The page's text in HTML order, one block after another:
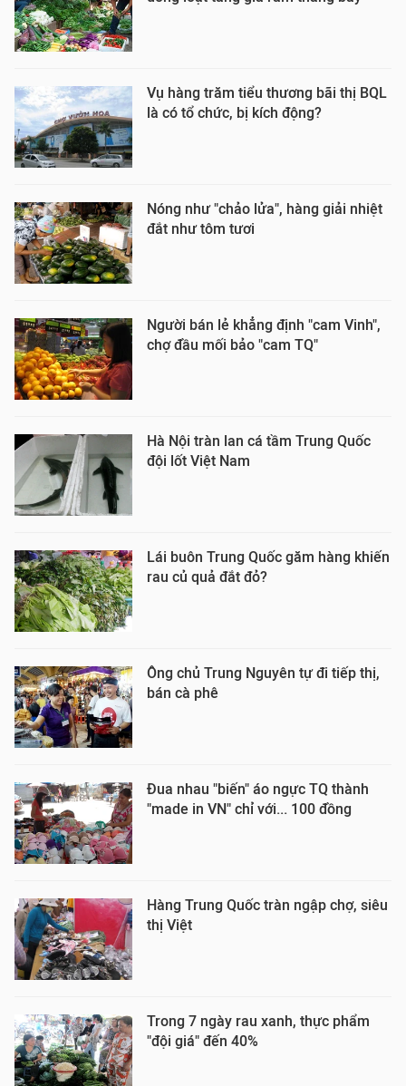
Vụ hàng trăm tiểu thương bãi thị BQL
là có tổ chức, bị kích động?
Nóng như "chảo lửa", hàng giải nhiệt
đắt như tôm tươi
Người bán lẻ khẳng định "cam Vinh",
chợ đầu mối bảo "cam TQ"
Hà Nội tràn lan cá tầm Trung Quốc
đội lốt Việt Nam
Lái buôn Trung Quốc găm hàng khiến
rau củ quả đắt đỏ?
Ông chủ Trung Nguyên tự đi tiếp thị,
bán cà phê
Đua nhau "biến" áo ngực TQ thành
"made in VN" chỉ với... 100 đồng
Hàng Trung Quốc tràn ngập chợ, siêu
thị Việt
Trong 7 ngày rau xanh, thực phẩm
"đội giá" đến 40%